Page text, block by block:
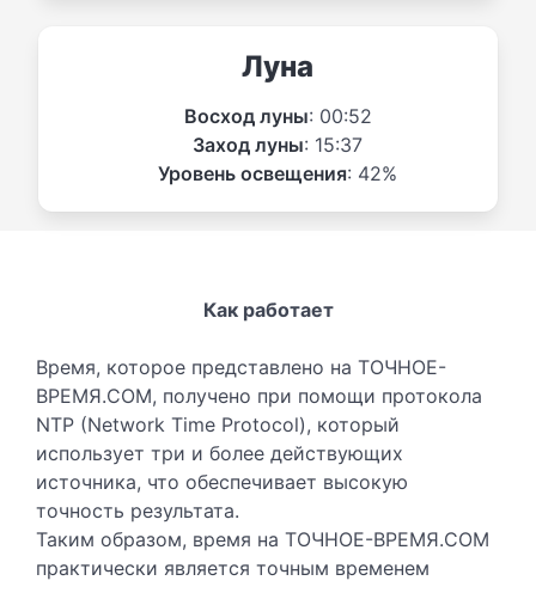
Луна
Восход луны: 00:52
Заход луны: 15:37
Уровень освещения: 42%
Как работает
Время, которое представлено на ТОЧНОЕ-
ВРЕМЯ.COM, получено при помощи протокола
NTP (Network Time Protocol), который
использует три и более действующих
источника, что обеспечивает высокую
точность результата.
Таким образом, время на ТОЧНОЕ-ВРЕМЯ.COM
практически является точным временем